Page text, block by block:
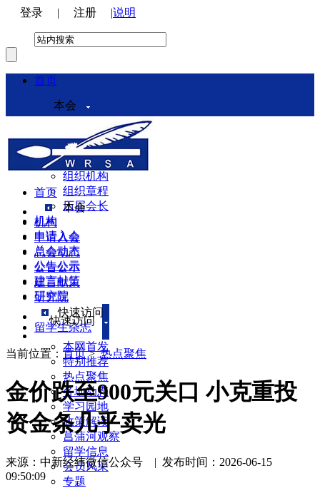
登录 | 注册 |说明
首页
本会
本会介绍
领导机构
理事会
组织机构
组织章程
历届会长
机构
申请入会
总会动态
公告公示
建言献策
研究院
快速访问
本网首发
特别推荐
热点聚焦
各地动态
学习园地
政策解读
菖蒲河观察
留学信息
会员风采
专题
首页
本会
机构
申请入会
总会动态
公告公示
建言献策
研究院
快速访问
留学生杂志
当前位置： 首页>热点聚焦
金价跌至900元关口 小克重投
资金条几乎卖光
来源：中新经纬微信公众号 | 发布时间：2026-06-15
09:50:09